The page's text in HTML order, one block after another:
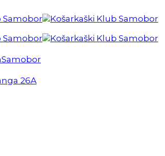
Samobor
26A